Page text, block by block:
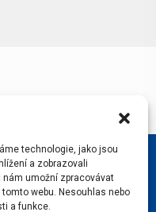
technologie, jako jsou
a zobrazovali
umožní zpracovávat
webu. Nesouhlas nebo
a funkce.